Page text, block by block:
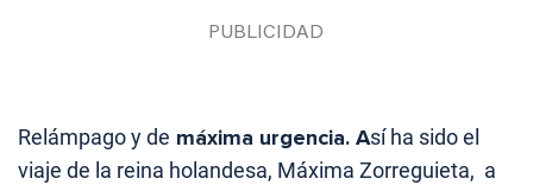
Relámpago y de máxima urgencia. Así ha sido el
viaje de la reina holandesa, Máxima Zorreguieta, a